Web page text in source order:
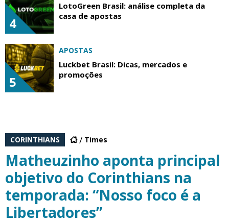
4
LotoGreen Brasil: análise completa da
casa de apostas
5
APOSTAS
Luckbet Brasil: Dicas, mercados e
promoções
CORINTHIANS Times
Matheuzinho aponta principal
objetivo do Corinthians na
temporada: “Nosso foco é a
Libertadores”